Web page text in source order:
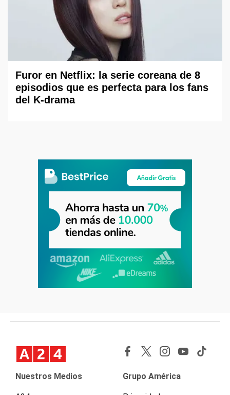
Furor en Netflix: la serie coreana de 8
episodios que es perfecta para los fans
del K-drama
Nuestros Medios Grupo América